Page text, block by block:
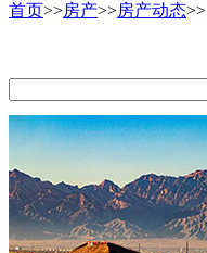
首页>>房产>>房产动态>>